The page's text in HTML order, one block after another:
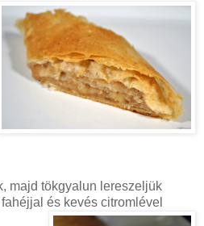
majd tökgyalun lereszeljük
és kevés citromlével